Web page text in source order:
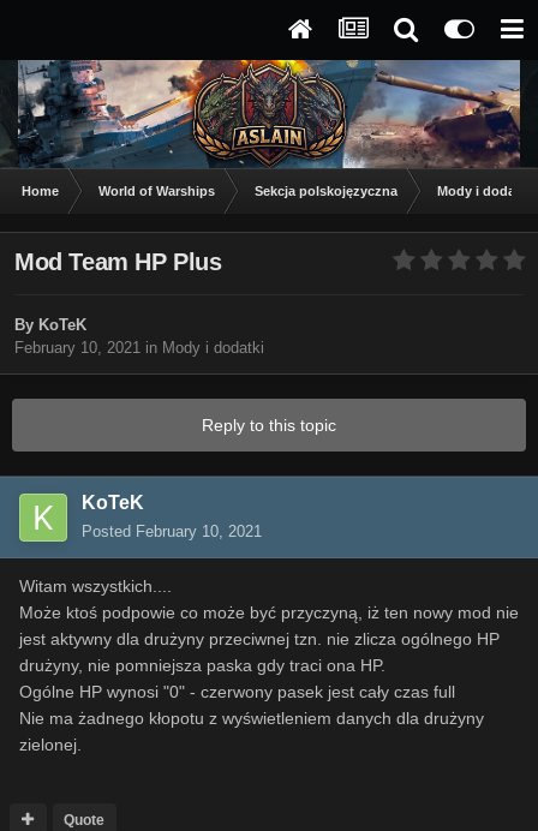
Home World of Warships Sekcja polskojęzyczna Mody i dodatki
Mod Team HP Plus
By KoTeK
February 10, 2021 in Mody i dodatki
Reply to this topic
KoTeK
Posted February 10, 2021
Witam wszystkich....
Może ktoś podpowie co może być przyczyną, iż ten nowy mod nie
jest aktywny dla drużyny przeciwnej tzn. nie zlicza ogólnego HP
drużyny, nie pomniejsza paska gdy traci ona HP.
Ogólne HP wynosi "0" - czerwony pasek jest cały czas full
Nie ma żadnego kłopotu z wyświetleniem danych dla drużyny
zielonej.
Quote